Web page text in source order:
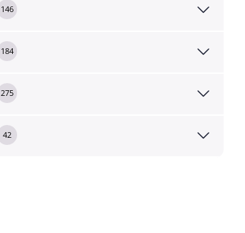
146
184
275
42